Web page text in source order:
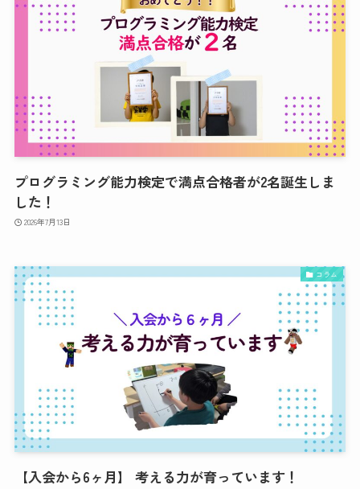
プログラミング能力検定で満点合格者が2名誕生しま
した！
2026年7月13日
コラム
【入会から6ヶ月】 考える力が育っています！